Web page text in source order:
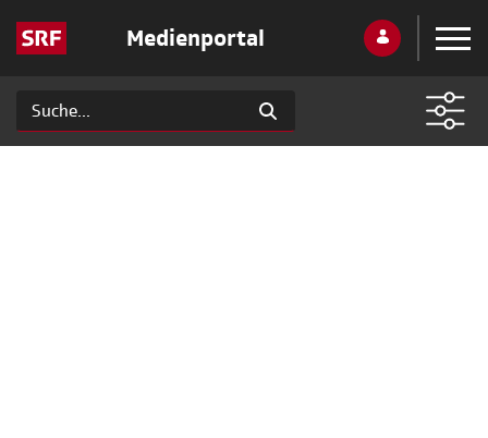
Medienportal